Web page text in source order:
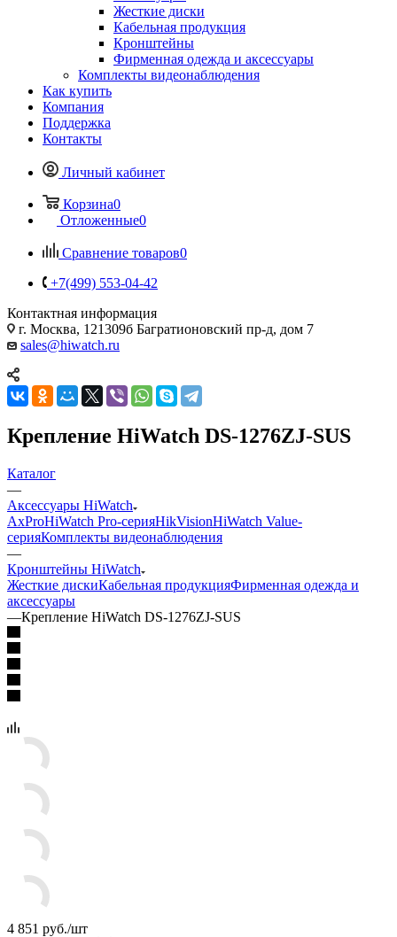
Жесткие диски
Кабельная продукция
Кронштейны
Фирменная одежда и аксессуары
Комплекты видеонаблюдения
Как купить
Компания
Поддержка
Контакты
Личный кабинет
Корзина0
Отложенные0
Сравнение товаров0
+7(499) 553-04-42
Контактная информация
г. Москва, 121309б Багратионовский пр-д, дом 7
sales@hiwatch.ru
Крепление HiWatch DS-1276ZJ-SUS
Каталог
—
Аксессуары HiWatch
AxProHiWatch Pro-серияHikVisionHiWatch Value-
серияКомплекты видеонаблюдения
—
Кронштейны HiWatch
Жесткие дискиКабельная продукцияФирменная одежда и
аксессуары
—Крепление HiWatch DS-1276ZJ-SUS
4 851 руб./шт